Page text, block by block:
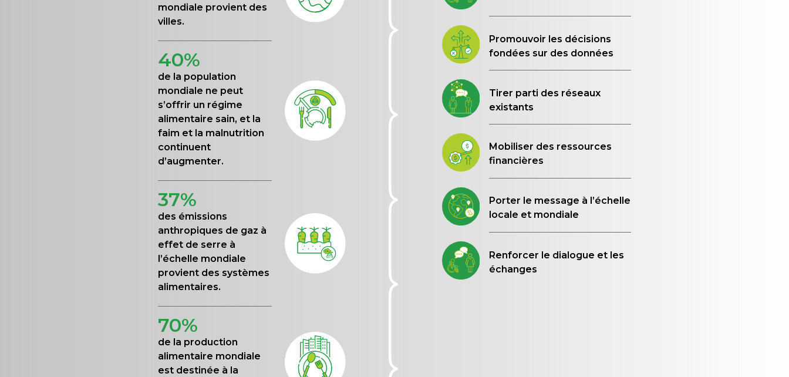
mondiale provient des
villes.
40%
de la population
mondiale ne peut
s’offrir un régime
alimentaire sain, et la
faim et la malnutrition
continuent
d’augmenter.
37%
des émissions
anthropiques de gaz à
effet de serre à
l’échelle mondiale
provient des systèmes
alimentaires.
70%
de la production
alimentaire mondiale
est destinée à la
Promouvoir les décisions
fondées sur des données
Tirer parti des réseaux
existants
Mobiliser des ressources
financières
Porter le message à l’échelle
locale et mondiale
Renforcer le dialogue et les
échanges